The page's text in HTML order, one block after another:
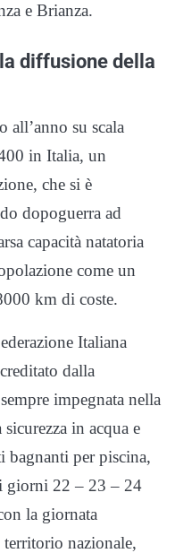
e Brianza.
diffusione della
all’anno su scala
in Italia, un
che si è
dopoguerra ad
capacità natatoria
come un
km di coste.
Italiana
dalla
impegnata nella
in acqua e
bagnanti per piscina,
giorni 22 – 23 – 24
la giornata
nazionale,